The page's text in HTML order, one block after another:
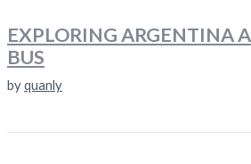
EXPLORING ARGENTINA
BUS
byquanly